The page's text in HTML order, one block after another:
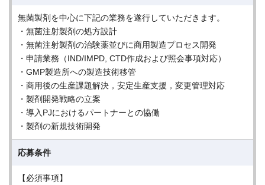
無菌製剤を中心に下記の業務を遂行していただきます。
・無菌注射製剤の処方設計
・無菌注射製剤の治験薬並びに商用製造プロセス開発
・申請業務（IND/IMPD, CTD作成および照会事項対応）
・GMP製造所への製造技術移管
・商用後の生産課題解決，安定生産支援，変更管理対応
・製剤開発戦略の立案
・導入PJにおけるパートナーとの協働
・製剤の新規技術開発
応募条件
【必須事項】